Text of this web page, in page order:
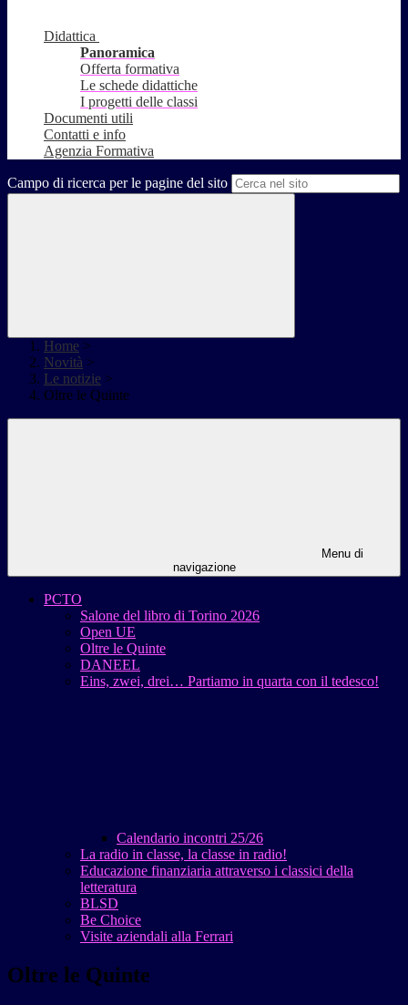
Didattica
Panoramica
Offerta formativa
Le schede didattiche
I progetti delle classi
Documenti utili
Contatti e info
Agenzia Formativa
Campo di ricerca per le pagine del sito
Home >
Novità >
Le notizie >
Oltre le Quinte
Menu di
navigazione
PCTO
Salone del libro di Torino 2026
Open UE
Oltre le Quinte
DANEEL
Eins, zwei, drei… Partiamo in quarta con il tedesco!
Calendario incontri 25/26
La radio in classe, la classe in radio!
Educazione finanziaria attraverso i classici della
letteratura
BLSD
Be Choice
Visite aziendali alla Ferrari
Oltre le Quinte